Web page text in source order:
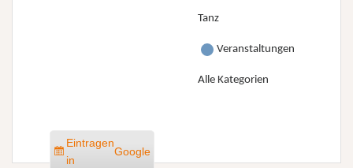
Tanz
Veranstaltungen
Alle Kategorien
Eintragen
in
Google